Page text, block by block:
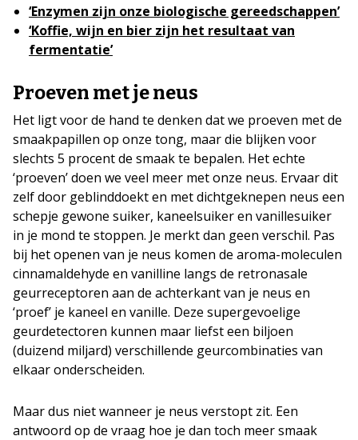
‘Enzymen zijn onze biologische gereedschappen’
‘Koffie, wijn en bier zijn het resultaat van
fermentatie’
Proeven met je neus
Het ligt voor de hand te denken dat we proeven met de
smaakpapillen op onze tong, maar die blijken voor
slechts 5 procent de smaak te bepalen. Het echte
‘proeven’ doen we veel meer met onze neus. Ervaar dit
zelf door geblinddoekt en met dichtgeknepen neus een
schepje gewone suiker, kaneelsuiker en vanillesuiker
in je mond te stoppen. Je merkt dan geen verschil. Pas
bij het openen van je neus komen de aroma-moleculen
cinnamaldehyde en vanilline langs de retronasale
geurreceptoren aan de achterkant van je neus en
‘proef’ je kaneel en vanille. Deze supergevoelige
geurdetectoren kunnen maar liefst een biljoen
(duizend miljard) verschillende geurcombinaties van
elkaar onderscheiden.
Maar dus niet wanneer je neus verstopt zit. Een
antwoord op de vraag hoe je dan toch meer smaak